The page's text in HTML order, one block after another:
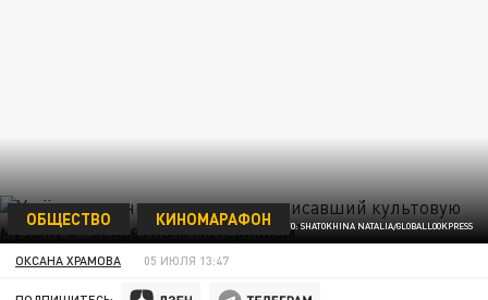
ФОТО: SHATOKHINA NATALIA/GLOBALLOOKPRESS
ОБЩЕСТВО КИНОМАРАФОН
ОКСАНА ХРАМОВА 05 ИЮЛЯ 13:47